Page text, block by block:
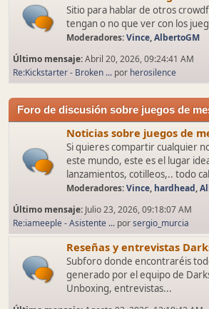
Sitio para hablar de otros
tengan o no que ver con los
Moderadores:Vince,AlbertoGM
Último mensaje:Abril 20, 2026, 09:24:41 AM
Re:Kickstarter - Broken ... por herosilence
Foro de discusión sobre juegos de
Noticias sobre juegos de
Si quieres compartir cualquier
este mundo, este es el lugar
lanzamientos, cotilleos,.. todo
Moderadores:Vince, hardhead,
Último mensaje: Julio 23, 2026, 09:18:07 AM
Re:iameeple - Asistente ... porsergio_murcia
Reseñas y entrevistas
Subforo donde encontraréis
generado por el equipo de
Unboxing, entrevistas...